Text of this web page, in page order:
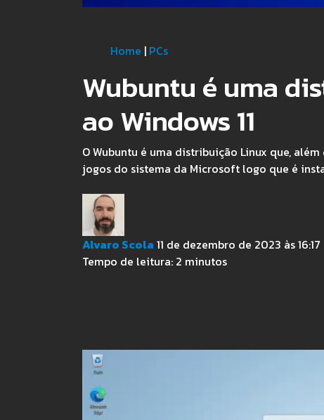
Home | PCs
Wubuntu é uma
ao Windows 11
O Wubuntu é uma distribuição Linux que,
jogos do sistema da Microsoft logo que é
Alvaro Scola 11 de dezembro de 2023 às 16:17
Tempo de leitura: 2 minutos